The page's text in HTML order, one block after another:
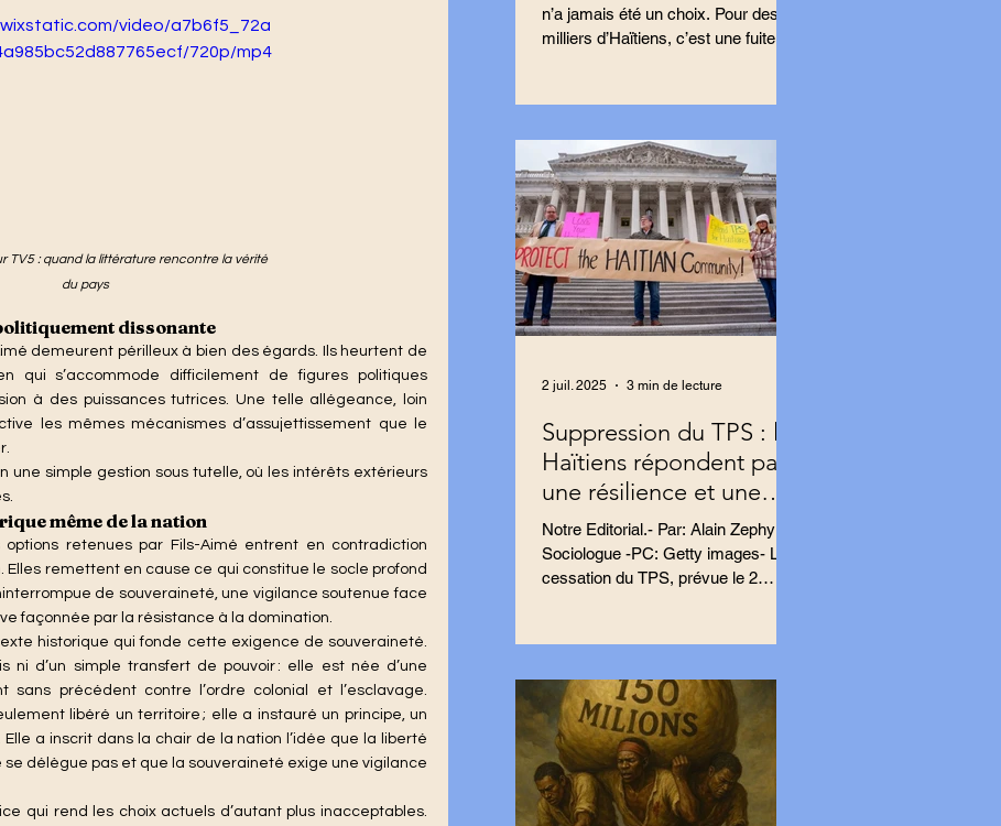
video/a7b6f5_72a
720p/mp4
TV5 : quand la littérature rencontre la vérité
du pays
dissonante
demeurent périlleux à bien des égards. Ils heurtent de
qui s’accommode difficilement de figures politiques
à des puissances tutrices. Une telle allégeance, loin
les mêmes mécanismes d’assujettissement que le
même de la nation
options retenues par Fils-Aimé entrent en contradiction
remettent en cause ce qui constitue le socle profond
de souveraineté, une vigilance soutenue face
façonnée par la résistance à la domination.
ni d’un simple transfert de pouvoir : elle est née d’une
sans précédent contre l’ordre colonial et l’esclavage.
libéré un territoire ; elle a instauré un principe, un
a inscrit dans la chair de la nation l’idée que la liberté
délègue pas et que la souveraineté exige une vigilance
n’a jamais été un choix. Pour des
milliers d’Haïtiens, c’est une fuite,
Suppression du TPS : les
Haïtiens répondent par
une résilience et une
résistance farouches
Notre Editorial.- Par: Alain Zephyr,
Sociologue -PC: Getty images- La
cessation du TPS, prévue le 2
2 juil. 2025 3 min de lecture